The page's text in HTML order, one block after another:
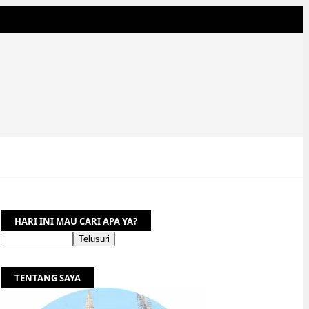
HARI INI MAU CARI APA YA?
TENTANG SAYA